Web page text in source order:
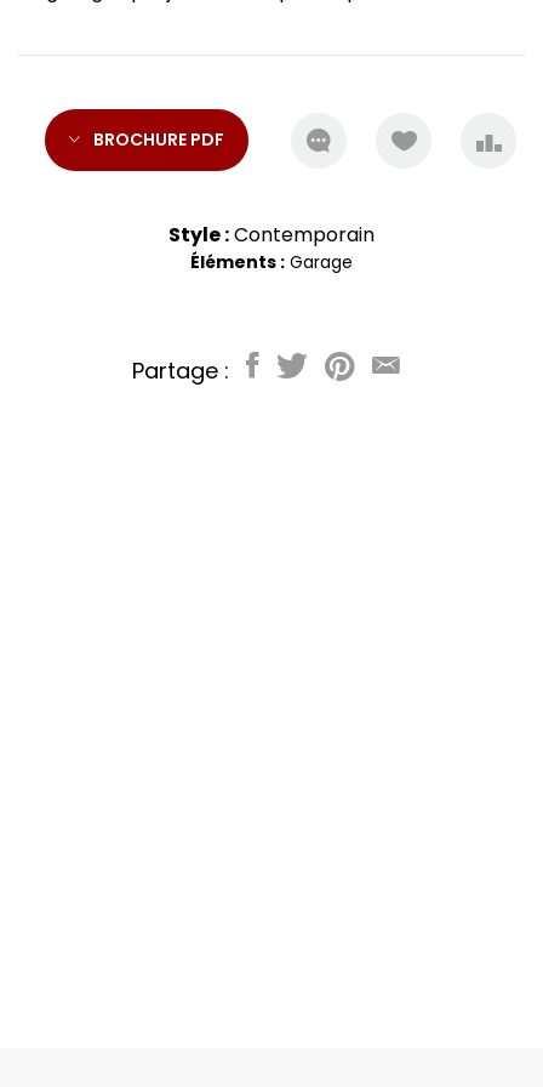
BROCHURE PDF
Style :Contemporain
Éléments : Garage
Partage :